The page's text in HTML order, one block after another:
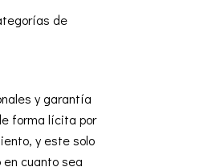
de
y garantía
forma lícita por
y este solo
cuanto sea